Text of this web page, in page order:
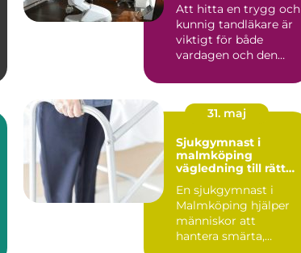
Att hitta en trygg och
kunnig tandläkare är
viktigt för både
vardagen och den
Må...
31. maj
Sjukgymnast i
malmköping
vägledning till rätt
rörelse
En sjukgymnast i
Malmköping hjälper
människor att
hantera smärta,